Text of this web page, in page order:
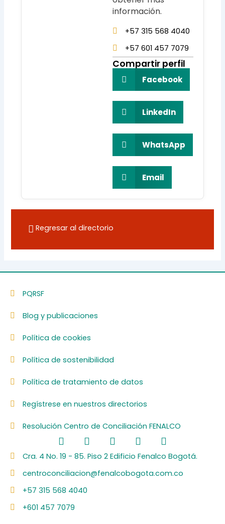
información.
+57 315 568 4040
+57 601 457 7079
Compartir perfil
Facebook
LinkedIn
WhatsApp
Email
Regresar al directorio
PQRSF
Blog y publicaciones
Política de cookies
Política de sostenibilidad
Política de tratamiento de datos
Regístrese en nuestros directorios
Resolución Centro de Conciliación FENALCO
F
a
c
e
b
o
o
k
L
i
n
e
d
i
I
n
s
t
a
Y
o
u
u
S
p
o
i
Cra. 4 No. 19 - 85. Piso 2 Edificio Fenalco Bogotá.
centroconciliacion@fenalcobogota.com.co
+57 315 568 4040
+601 457 7079